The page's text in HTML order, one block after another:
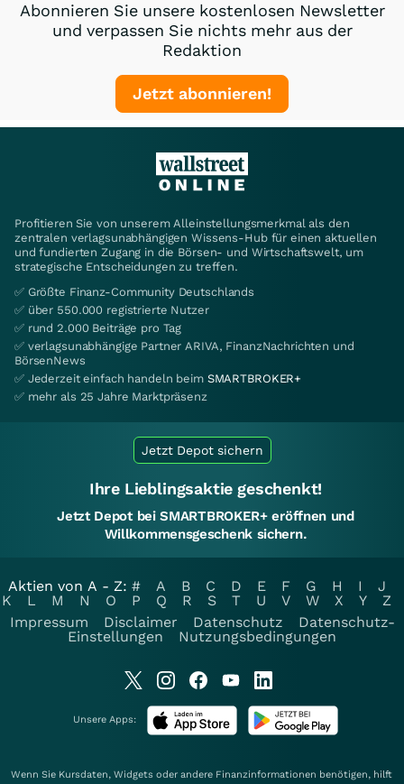
Abonnieren Sie unsere kostenlosen Newsletter
und verpassen Sie nichts mehr aus der
Redaktion
Jetzt abonnieren!
Profitieren Sie von unserem Alleinstellungsmerkmal als den
zentralen verlagsunabhängigen Wissens-Hub für einen aktuellen
und fundierten Zugang in die Börsen- und Wirtschaftswelt, um
strategische Entscheidungen zu treffen.
✅ Größte Finanz-Community Deutschlands
✅ über 550.000 registrierte Nutzer
✅ rund 2.000 Beiträge pro Tag
✅ verlagsunabhängige Partner ARIVA, FinanzNachrichten und
BörsenNews
✅ Jederzeit einfach handeln beim SMARTBROKER+
✅ mehr als 25 Jahre Marktpräsenz
Jetzt Depot sichern
Ihre Lieblingsaktie geschenkt!
Jetzt Depot bei SMARTBROKER+ eröffnen und
Willkommensgeschenk sichern.
Aktien von A - Z: # A B C D E F G H I
J
K
L M N O P Q R S T U V W X Y
Z
Impressum
Disclaimer Datenschutz
Datenschutz-
Einstellungen
Nutzungsbedingungen
Unsere Apps:
Wenn Sie Kursdaten, Widgets oder andere Finanzinformationen benötigen, hilft